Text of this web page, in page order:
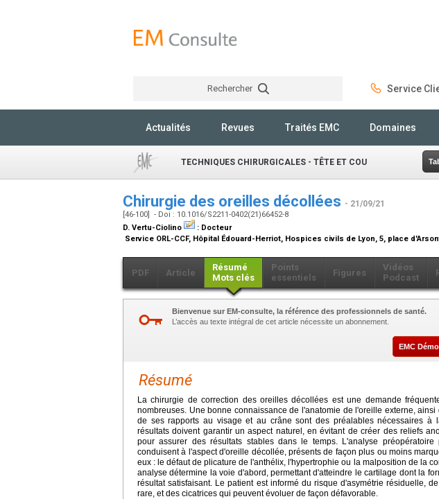
Rechercher Service
Actualités Revues Traités EMC Domaines
TECHNIQUES CHIRURGICALES - TÊTE ET COU
Chirurgie des oreilles décollées - 21/09/21
[46-100] - Doi : 10.1016/S2211-0402(21)66452-8
D. Vertu-Ciolino
: Docteur
Service ORL-CCF, Hôpital Édouard-Herriot, Hospices civils de Lyon, 5, place
PDF Article
Résumé
Mots clés
Points
essentiels
Figures
Vidéos
Podcast
Bienvenue sur EM-consulte, la référence des professionnels de santé.
L’accès au texte intégral de cet article nécessite un abonnement.
EMC Démo
Résumé
La chirurgie de correction des oreilles décollées est une demande
nombreuses. Une bonne connaissance de l'anatomie de l'oreille externe,
de ses rapports au visage et au crâne sont des préalables nécessaires à
résultats doivent garantir un aspect naturel, en évitant de créer des reliefs
pour assurer des résultats stables dans le temps. L'analyse
conduisent à l'aspect d'oreille décollée, présents de façon plus ou moins
eux : le défaut de plicature de l'anthélix, l'hypertrophie ou la malposition de la
analyse détermine la voie d'abord, permettant d'atteindre le cartilage dont la
résultat satisfaisant. Le patient est informé du risque d'asymétrie résiduelle,
rare, et des cicatrices qui peuvent évoluer de façon défavorable.